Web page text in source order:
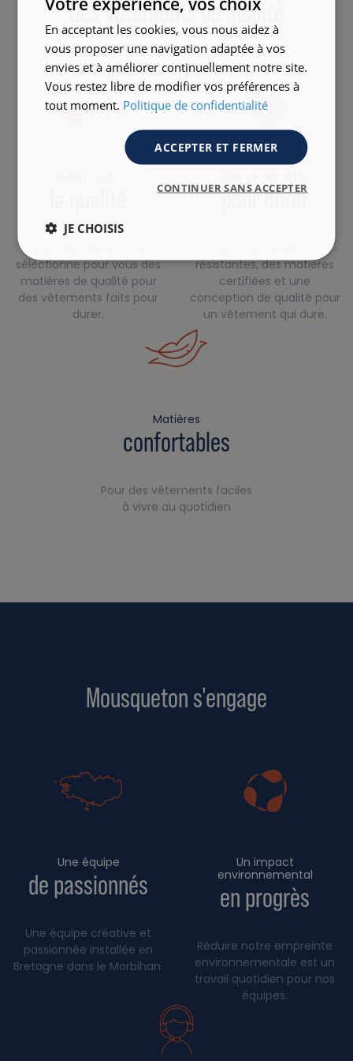
Des vêtements de qualité
sélectionne pour vous des
matières de qualité pour
des vêtements faits pour
durer.
pour durer
résistantes, des matières
certifiées et une
conception de qualité pour
un vêtement qui dure.
Matières
confortables
Pour des vêtements faciles
à vivre au quotidien
Mousqueton s'engage
Une équipe
de passionnés
Une équipe créative et
passionnée installée en
Bretagne dans le Morbihan.
Un impact
environnemental
en progrès
Réduire notre empreinte
environnementale est un
travail quotidien pour nos
équipes.
En acceptant les cookies, vous nous aidez à
vous proposer une navigation adaptée à vos
envies et à améliorer continuellement notre site.
Vous restez libre de modifier vos préférences à
tout moment. Politique de confidentialité
ACCEPTER ET FERMER
CONTINUER SANS ACCEPTER
JE CHOISIS